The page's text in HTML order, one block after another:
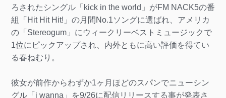
ろされたシングル「kick in the world」がFM NACK5の番
組「Hit Hit Hit!」の月間No.1ソングに選ばれ、アメリカ
の「Stereogum」にウィークリーベストミュージックで
1位にピックアップされ、内外ともに高い評価を得てい
る春ねむり。
彼女が前作からわずか1ヶ月ほどのスパンでニューシン
グル「i wanna」を9/26に配信リリースする事が発表さ